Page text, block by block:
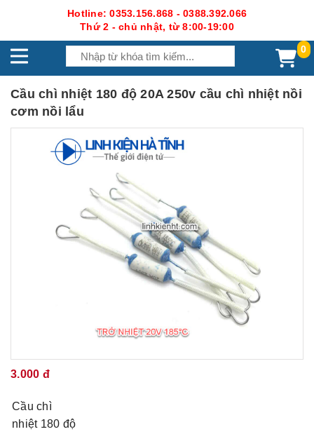
Hotline: 0353.156.868 - 0388.392.066
Thứ 2 - chủ nhật, từ 8:00-19:00
0
Cầu chì nhiệt 180 độ 20A 250v cầu chì nhiệt nồi
cơm nồi lẩu
3.000 đ
Cầu chì
nhiệt 180 độ